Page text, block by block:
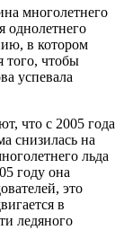
многолетнего
однолетнего
в котором
того, чтобы
успевала
что с 2005 года
снизилась на
льда
году она
это
в
ледяного